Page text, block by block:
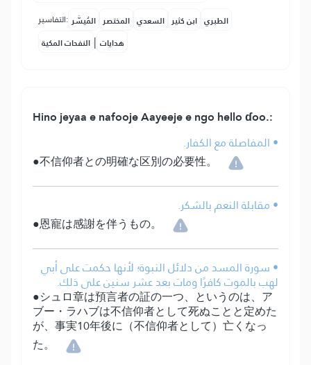
التفاسير: المُيسَّر المختصر السعدي ابن كثير الطبري
النفحات المكية | هدايات
Hino jeyaa e nafooje Aayeeje e ngo hello ɗoo.:
• المفاصلة مع الكفار.
●不信仰者との明確な区別の必要性。
• مقابلة النعم بالشكر.
●恩寵は感謝を伴うもの。
• سورة المسد من دلائل النبوة؛ لأنها حكمت على أبي
لهب بالموت كافرًا ومات بعد عشر سنين على ذلك.
●シュロ章は預言者の証の一つ、というのは、ア
ブー・ラハブは不信仰者として死ぬことと定めた
が、事実10年後に（不信仰者として）亡くなっ
た。